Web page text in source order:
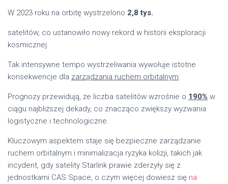
W 2023 roku na orbitę wystrzelono 2,8 tys.
satelitów, co ustanowiło nowy rekord w historii eksploracji
kosmicznej.
Tak intensywne tempo wystrzeliwania wywołuje istotne
konsekwencje dla zarządzania ruchem orbitalnym.
Prognozy przewidują, że liczba satelitów wzrośnie o 190% w
ciągu najbliższej dekady, co znacząco zwiększy wyzwania
logistyczne i technologiczne.
Kluczowym aspektem staje się bezpieczne zarządzanie
ruchem orbitalnym i minimalizacja ryzyka kolizji, takich jak
incydent, gdy satelity Starlink prawie zderzyły się z
jednostkami CAS Space, o czym więcej dowiesz się na